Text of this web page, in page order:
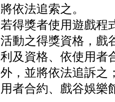
將依法追索之。
若得獎者使用遊戲程
活動之得獎資格，戲
利及資格、依使用者
外，並將依法追訴之
用者合約、戲谷娛樂